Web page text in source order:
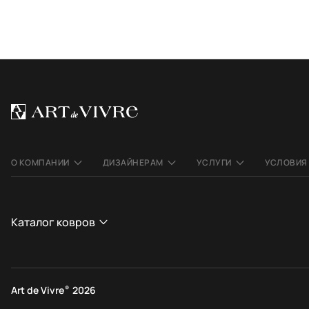
О КОМПАНИИ ДИЗАЙНЕРАМ УСЛУГИ УСЛОВИЯ
Каталог ковров
Art de Vivre® 2026